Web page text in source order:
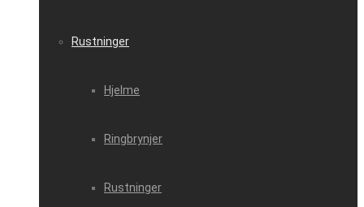
Rustninger
Hjelme
Ringbrynjer
Rustninger